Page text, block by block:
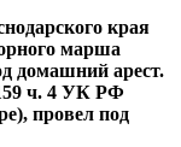
края
марша
домашний арест.
ч. 4 УК РФ
провел под